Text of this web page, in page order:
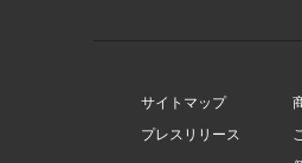
サイトマップ
プレスリリース